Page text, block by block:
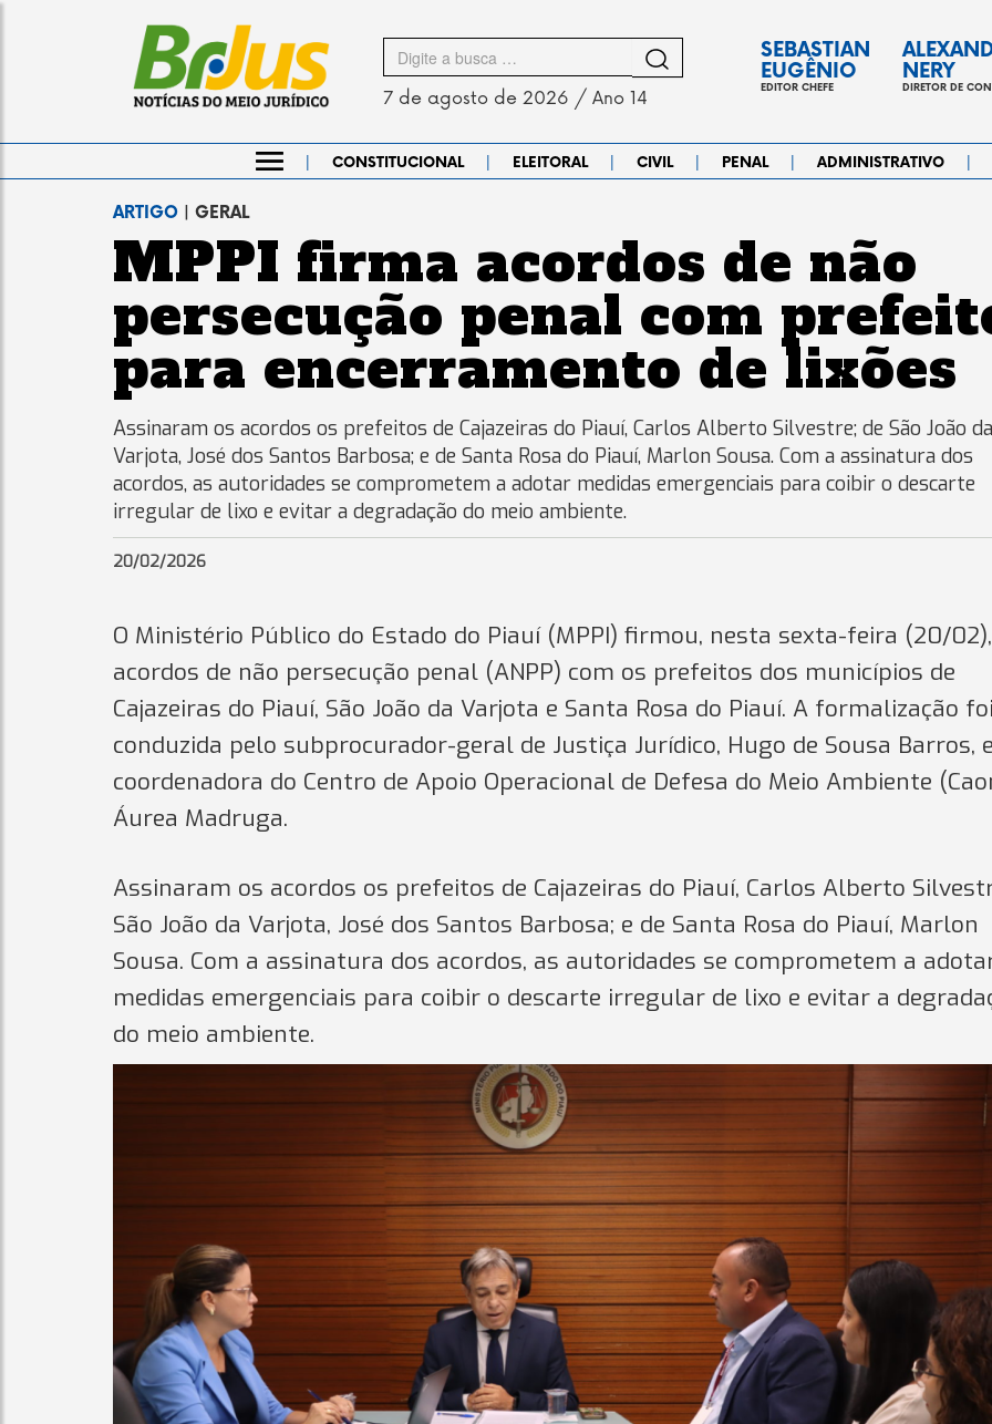
Search
for
7 de agosto de 2026 / Ano 14
SEBASTIAN
EUGÊNIO
EDITOR CHEFE
NERY
DIRETOR DE
| CONSTITUCIONAL | ELEITORAL | CIVIL | PENAL | ADMINISTRATIVO |
ARTIGO | GERAL
MPPI firma acordos de não
persecução penal com
para encerramento de lixões
Assinaram os acordos os prefeitos de Cajazeiras do Piauí, Carlos Alberto Silvestre; de São João da
Varjota, José dos Santos Barbosa; e de Santa Rosa do Piauí, Marlon Sousa. Com a assinatura dos
acordos, as autoridades se comprometem a adotar medidas emergenciais para coibir o descarte
irregular de lixo e evitar a degradação do meio ambiente.
20/02/2026
O Ministério Público do Estado do Piauí (MPPI) firmou, nesta sexta-feira (20/02),
acordos de não persecução penal (ANPP) com os prefeitos dos municípios de
Cajazeiras do Piauí, São João da Varjota e Santa Rosa do Piauí. A formalização
conduzida pelo subprocurador-geral de Justiça Jurídico, Hugo de Sousa Barros,
coordenadora do Centro de Apoio Operacional de Defesa do Meio Ambiente
Áurea Madruga.
Assinaram os acordos os prefeitos de Cajazeiras do Piauí, Carlos Alberto
São João da Varjota, José dos Santos Barbosa; e de Santa Rosa do Piauí, Marlon
Sousa. Com a assinatura dos acordos, as autoridades se comprometem a
medidas emergenciais para coibir o descarte irregular de lixo e evitar a
do meio ambiente.